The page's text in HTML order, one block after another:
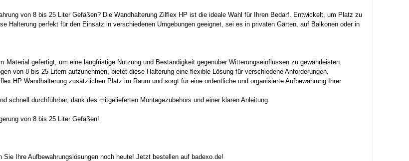
von 8 bis 25 Liter Gefäßen? Die Wandhalterung Zilflex HP ist die ideale Wahl für Ihren Bedarf. Entwickelt, um Platz zu
Halterung perfekt für den Einsatz in verschiedenen Umgebungen geeignet, sei es in privaten Gärten, auf Balkonen oder in
gefertigt, um eine langfristige Nutzung und Beständigkeit gegenüber Witterungseinflüssen zu gewährleisten.
von 8 bis 25 Litern aufzunehmen, bietet diese Halterung eine flexible Lösung für verschiedene Anforderungen.
HP Wandhalterung zusätzlichen Platz im Raum und sorgt für eine ordentliche und organisierte Aufbewahrung Ihrer
durchführbar, dank des mitgelieferten Montagezubehörs und einer klaren Anleitung.
von 8 bis 25 Liter Gefäßen!
Ihre Aufbewahrungslösungen noch heute! Jetzt bestellen auf badexo.de!